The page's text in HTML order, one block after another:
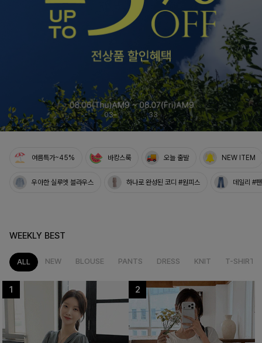
NO1. 썸머베스트
두가지 컬러 데일리아이템
룬카일 스트라이프셔츠
04 33
여름특가~45% 바캉스룩 오늘 출발 NEW ITEM
우아한 실루엣 블라우스 하나로 완성된 코디 #원피스 데일리 #
WEEKLY BEST
ALL NEW BLOUSE PANTS DRESS KNIT T-SHIRT